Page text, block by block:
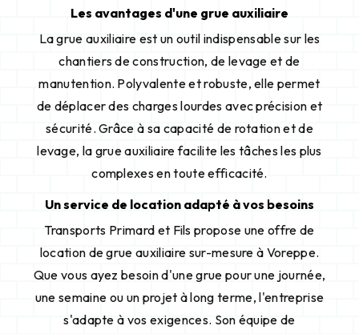
Les avantages d'une grue auxiliaire
La grue auxiliaire est un outil indispensable sur les
chantiers de construction, de levage et de
manutention. Polyvalente et robuste, elle permet
de déplacer des charges lourdes avec précision et
sécurité. Grâce à sa capacité de rotation et de
levage, la grue auxiliaire facilite les tâches les plus
complexes en toute efficacité.
Un service de location adapté à vos besoins
Transports Primard et Fils propose une offre de
location de grue auxiliaire sur-mesure à Voreppe.
Que vous ayez besoin d'une grue pour une journée,
une semaine ou un projet à long terme, l'entreprise
s'adapte à vos exigences. Son équipe de